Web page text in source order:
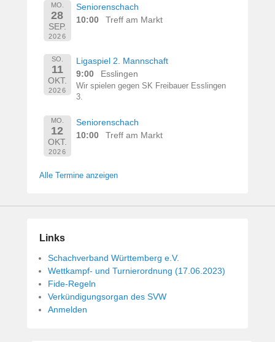
MO.
28
SEP.
2026
Seniorenschach
10:00
Treff am Markt
SO.
11
OKT.
2026
Ligaspiel 2. Mannschaft
9:00
Esslingen
Wir spielen gegen SK Freibauer Esslingen
3.
MO.
12
OKT.
2026
Seniorenschach
10:00
Treff am Markt
Alle Termine anzeigen
Links
Schachverband Württemberg e.V.
Wettkampf- und Turnierordnung (17.06.2023)
Fide-Regeln
Verkündigungsorgan des SVW
Anmelden